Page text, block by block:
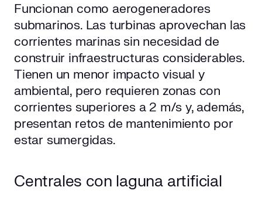
Funcionan como aerogeneradores
submarinos. Las turbinas aprovechan las
corrientes marinas sin necesidad de
construir infraestructuras considerables.
Tienen un menor impacto visual y
ambiental, pero requieren zonas con
corrientes superiores a 2 m/s y, además,
presentan retos de mantenimiento por
estar sumergidas.
Centrales con laguna artificial